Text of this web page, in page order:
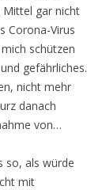
gar nicht
Corona-Virus
schützen
gefährliches.
nicht mehr
danach
von…
so, als würde
mit